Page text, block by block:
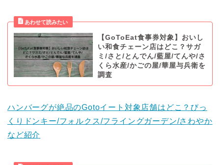
【GoToEat食事券対象】おいし
い和食チェーン店はどこ？サガ
ミ/さと/とんでん/藍屋/てんや/さ
くら水産/かごの屋/華屋与兵衛を
調査
ハンバーグが絶品のGotoイート対象店舗はどこ？びっ
くりドンキー/フォルクス/フライングガーデン/さわやか
など紹介